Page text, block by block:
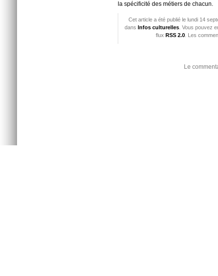
la spécificité des métiers de chacun.
Cet article a été publié le lundi 14
dans Infos culturelles . Vous pouvez
flux RSS 2.0. Les
Le